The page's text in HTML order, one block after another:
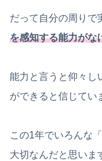
だって自分の周りで
を感知する能力がな
能力と言うと仰々し
ができると信じてい
この1年でいろんな
大切なんだと思いま